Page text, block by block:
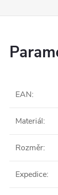
EAN:
Materiál:
Rozměr:
Expedice: